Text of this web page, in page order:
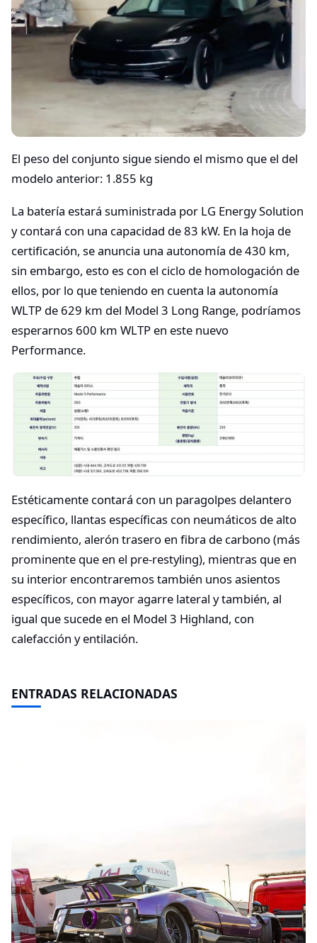
El peso del conjunto sigue siendo el mismo que el del
modelo anterior: 1.855 kg
La batería estará suministrada por LG Energy Solution
y contará con una capacidad de 83 kW. En la hoja de
certificación, se anuncia una autonomía de 430 km,
sin embargo, esto es con el ciclo de homologación de
ellos, por lo que teniendo en cuenta la autonomía
WLTP de 629 km del Model 3 Long Range, podríamos
esperarnos 600 km WLTP en este nuevo
Performance.
Estéticamente contará con un paragolpes delantero
específico, llantas específicas con neumáticos de alto
rendimiento, alerón trasero en fibra de carbono (más
prominente que en el pre-restyling), mientras que en
su interior encontraremos también unos asientos
específicos, con mayor agarre lateral y también, al
igual que sucede en el Model 3 Highland, con
calefacción y entilación.
ENTRADAS RELACIONADAS